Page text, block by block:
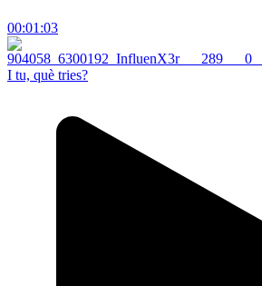
00:01:03
I tu, què tries?